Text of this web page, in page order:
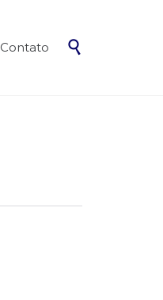
Skip
to
Contato 